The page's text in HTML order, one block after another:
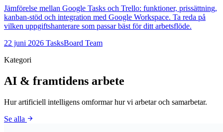
Jämförelse mellan Google Tasks och Trello: funktioner, prissättning,
kanban-stöd och integration med Google Workspace. Ta reda på
vilken uppgiftshanterare som passar bäst för ditt arbetsflöde.
22 juni 2026 TasksBoard Team
Kategori
AI & framtidens arbete
Hur artificiell intelligens omformar hur vi arbetar och samarbetar.
Se alla arrow_forward